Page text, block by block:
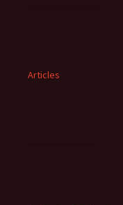
Articles